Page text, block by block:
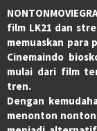
film LK21 dan
memuaskan para
Cinemaindo
mulai dari film
tren.
Dengan
menonton